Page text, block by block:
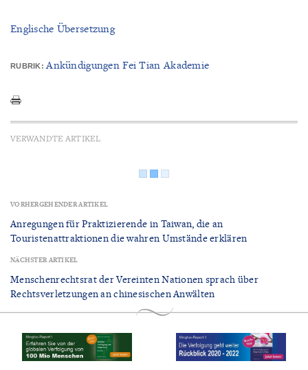
Englische Übersetzung
RUBRIK:Ankündigungen Fei Tian Akademie
VERWANDTE ARTIKEL
VORHERGEHENDER ARTIKEL
Anregungen für Praktizierende in Taiwan, die an
Touristenattraktionen die wahren Umstände erklären
NÄCHSTER ARTIKEL
Menschenrechtsrat der Vereinten Nationen sprach über
Rechtsverletzungen an chinesischen Anwälten